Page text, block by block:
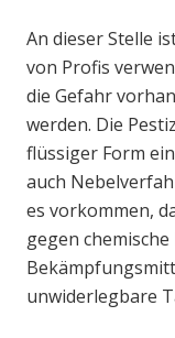
An dieser Stelle
von Profis
die Gefahr
werden. Die
flüssiger Form
auch
es vorkommen,
gegen
unwiderlegbare